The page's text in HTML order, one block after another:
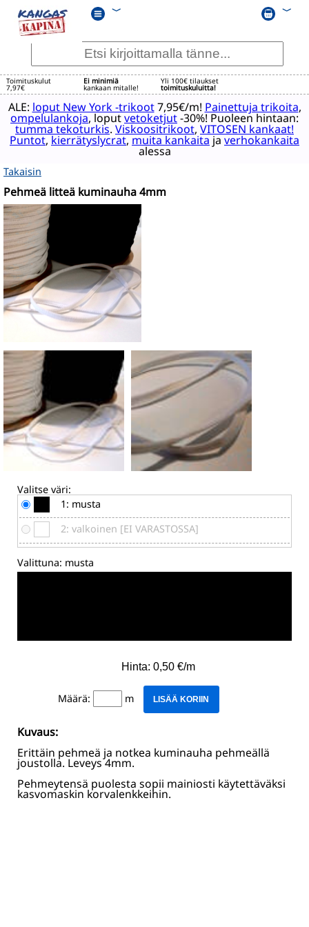
﹀ ﹀
Toimituskulut
7,97€
Ei minimiä
kankaan mitalle!
Yli 100€ tilaukset
toimituskuluitta!
ALE: loput New York -trikoot7,95€/m! Painettuja trikoita,
ompelulankoja, loputvetoketjut-30%! Puoleen hintaan:
tumma tekoturkis. Viskoositrikoot, VITOSEN kankaat!
Puntot,kierrätyslycrat,muita kankaitajaverhokankaita
alessa
Takaisin
Pehmeä litteä kuminauha 4mm
Valitse väri:
1: musta
2: valkoinen [EI VARASTOSSA]
Valittuna: musta
Hinta: 0,50 €/m
Määrä: m LISÄÄ KORIIN
Kuvaus:
Erittäin pehmeä ja notkea kuminauha pehmeällä
joustolla. Leveys 4mm.
Pehmeytensä puolesta sopii mainiosti käytettäväksi
kasvomaskin korvalenkkeihin.